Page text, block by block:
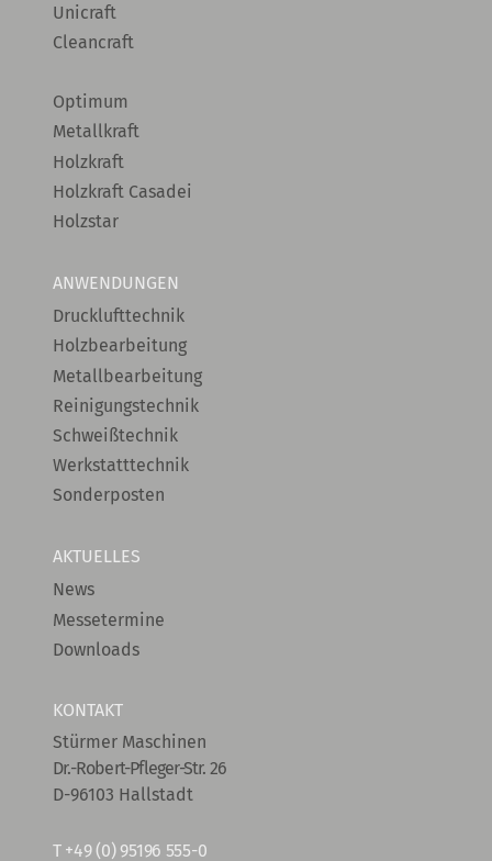
Unicraft
Cleancraft
Optimum
Metallkraft
Holzkraft
Holzkraft Casadei
Holzstar
ANWENDUNGEN
Drucklufttechnik
Holzbearbeitung
Metallbearbeitung
Reinigungstechnik
Schweißtechnik
Werkstatttechnik
Sonderposten
AKTUELLES
News
Messetermine
Downloads
KONTAKT
Stürmer Maschinen
Dr.-Robert-Pfleger-Str. 26
D-96103 Hallstadt
T +49 (0) 95196 555-0